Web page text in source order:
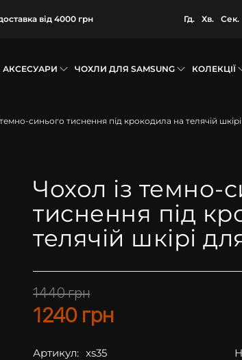
від 4000 грн Гд. Хв. Сек.
АКСЕСУАРИ ЧОХЛИ ДЛЯ SAMSUNG КОЛЕКЦІЇ
синього тиснення під крокодила на телячій
Чохол із темно-
тиснення під
телячій шкірі
1440грн
1240 грн
Артикул: xs35